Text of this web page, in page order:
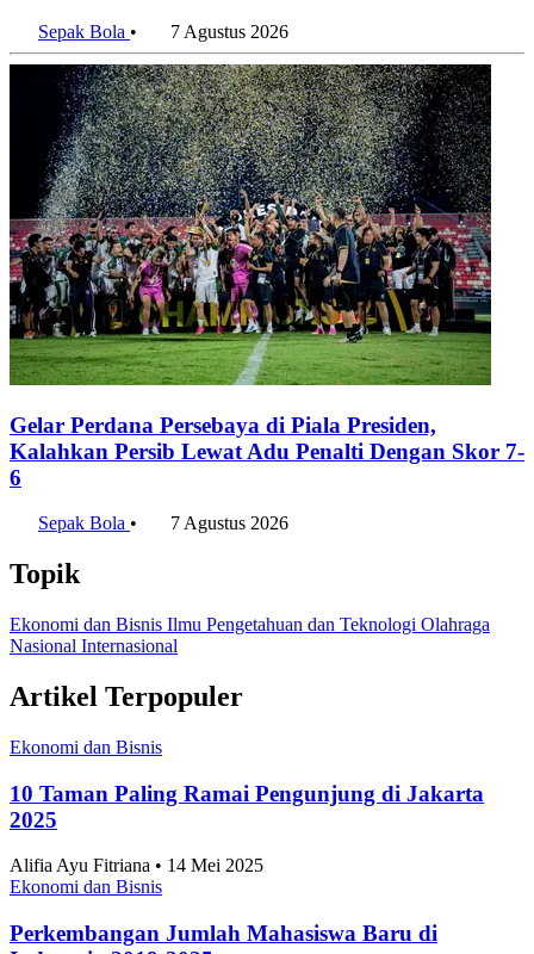
Sepak Bola • 7 Agustus 2026
Gelar Perdana Persebaya di Piala Presiden,
Kalahkan Persib Lewat Adu Penalti Dengan Skor 7-
6
Sepak Bola • 7 Agustus 2026
Topik
Ekonomi dan Bisnis Ilmu Pengetahuan dan Teknologi Olahraga
Nasional Internasional
Artikel Terpopuler
Ekonomi dan Bisnis
10 Taman Paling Ramai Pengunjung di Jakarta
2025
Alifia Ayu Fitriana • 14 Mei 2025
Ekonomi dan Bisnis
Perkembangan Jumlah Mahasiswa Baru di